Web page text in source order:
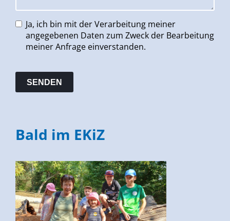
Ja, ich bin mit der Verarbeitung meiner
angegebenen Daten zum Zweck der Bearbeitung
meiner Anfrage einverstanden.
Bald im EKiZ